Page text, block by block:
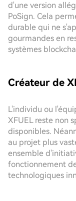
d'une version
PoSign. Cela
durable qui ne
gourmandes en
systèmes
Créateur de
L'individu ou
XFUEL reste non
disponibles.
au projet plus
ensemble
fonctionnement
technologiques